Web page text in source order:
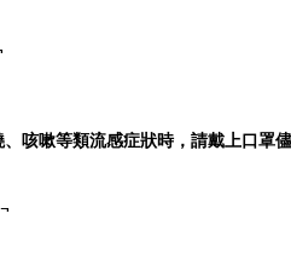
咳嗽等類流感症狀時，請戴上口罩